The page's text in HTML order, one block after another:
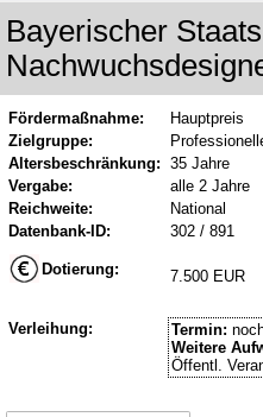
Bayerischer
Fördermaßnahme:
Hauptpreis
Zielgruppe:
Altersbeschränkung: 35 Jahre
Vergabe:
alle 2 Jahre
Reichweite:
National
Datenbank-ID:
302 / 891
Dotierung: 7.500 EUR
Verleihung: Termin:
Weitere
Öffentl.